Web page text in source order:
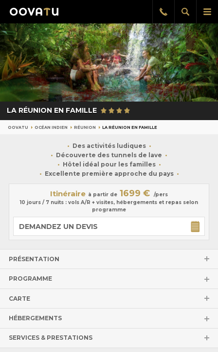
le
Afficher
la
Rappel
gratuit
LA RÉUNION EN FAMILLE
OOVATU OCÉAN INDIEN RÉUNION LA RÉUNION EN FAMILLE
Des activités ludiques
Découverte des tunnels de lave
Hôtel idéal pour les familles
Excellente première approche du pays
Itinéraire à partir de 1699 €
/pers
10 jours / 7 nuits : vols A/R + visites, hébergements et repas selon
programme
DEMANDEZ UN DEVIS
PRÉSENTATION
PROGRAMME
CARTE
HÉBERGEMENTS
SERVICES & PRESTATIONS